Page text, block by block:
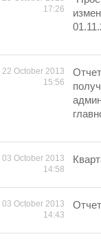
17:26
22 October 2013
15:56
03 October 2013
14:58
03 October 2013
14:43